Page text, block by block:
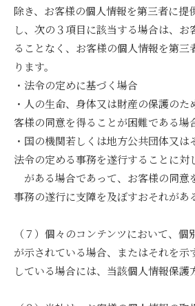
除き、お客様の個人情報を第三者に提
し、次の３項目に該当する場合は、
ることなく、お客様の個人情報を第三
ります。
・法令の定めに基づく場合
・人の生命、身体又は財産の保護の
客様の同意を得ることが困難である場
・国の機関若しくは地方公共団体又
法令の定める事務を遂行することに
がある場合であって、お客様の同意
事務の遂行に支障を及ぼすおそれがあ
（７）個々のコンテンツにおいて、
が示されている場合、またはそれを示
している場合には、当該個人情報保護